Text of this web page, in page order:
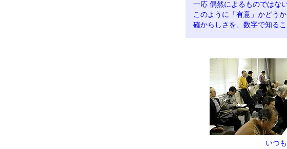
一応 偶然によるものではな
このように「有意」かどう
確からしさを、数字で知るこ
いつも